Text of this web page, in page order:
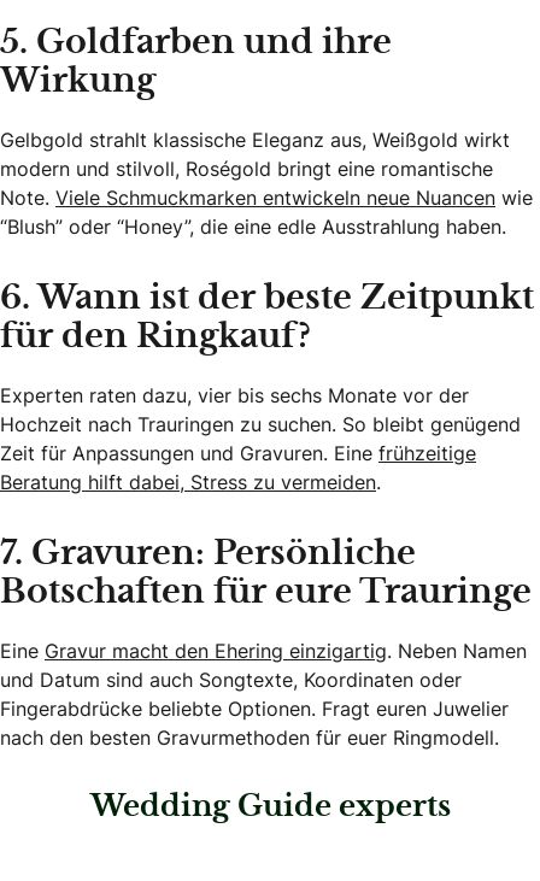
5. Goldfarben und ihre
Wirkung
Gelbgold strahlt klassische Eleganz aus, Weißgold wirkt
modern und stilvoll, Roségold bringt eine romantische
Note. Viele Schmuckmarken entwickeln neue Nuancen wie
“Blush” oder “Honey”, die eine edle Ausstrahlung haben.
6. Wann ist der beste Zeitpunkt
für den Ringkauf?
Experten raten dazu, vier bis sechs Monate vor der
Hochzeit nach Trauringen zu suchen. So bleibt genügend
Zeit für Anpassungen und Gravuren. Eine frühzeitige
Beratung hilft dabei, Stress zu vermeiden.
7. Gravuren: Persönliche
Botschaften für eure Trauringe
Eine Gravur macht den Ehering einzigartig. Neben Namen
und Datum sind auch Songtexte, Koordinaten oder
Fingerabdrücke beliebte Optionen. Fragt euren Juwelier
nach den besten Gravurmethoden für euer Ringmodell.
Wedding Guide experts